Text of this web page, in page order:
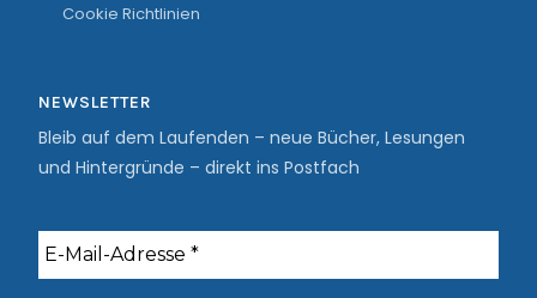
Cookie Richtlinien
NEWSLETTER
Bleib auf dem Laufenden – neue Bücher, Lesungen
und Hintergründe – direkt ins Postfach